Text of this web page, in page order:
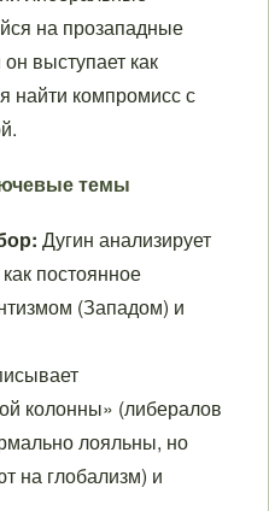
на прозападные
выступает как
компромисс с
темы
Дугин анализирует
постоянное
(Западом) и
колонны» (либералов
лояльны, но
на глобализм) и